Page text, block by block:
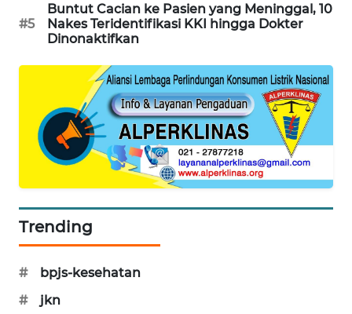
#5
Buntut Cacian ke Pasien yang Meninggal, 10
Nakes Teridentifikasi KKI hingga Dokter
Dinonaktifkan
Trending
#
bpjs-kesehatan
#
jkn
MARTABAT
NET
MKLI
PORTAL